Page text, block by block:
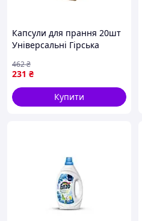
Капсули для прання 20шт
Універсальні Гірська
Expert Wash
231 ₴
462₴
Купити